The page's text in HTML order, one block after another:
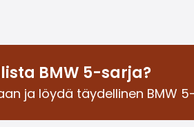
BMW 5-sarja?
ja löydä täydellinen BMW